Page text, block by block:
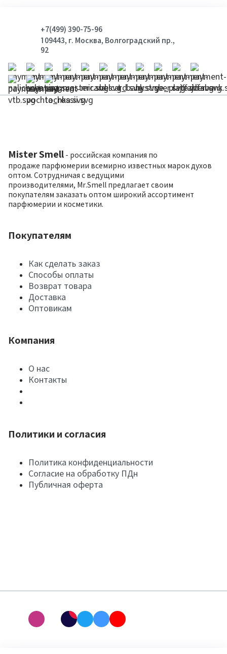
+7(499) 390-75-96
109443, г. Москва, Волгоградский пр.,
92
Mister Smell - российская компания по
продаже парфюмерии всемирно известных марок духов
оптом. Сотрудничая с ведущими
производителями, Mr.Smell предлагает своим
покупателям заказать оптом широкий ассортимент
парфюмерии и косметики.
Покупателям
Как сделать заказ
Способы оплаты
Возврат товара
Доставка
Оптовикам
Компания
О нас
Контакты
Политики и согласия
Политика конфиденциальности
Согласие на обработку ПДн
Публичная оферта